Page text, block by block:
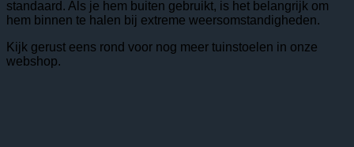
standaard. Als je hem buiten gebruikt, is het belangrijk om
hem binnen te halen bij extreme weersomstandigheden.
Kijk gerust eens rond voor nog meer tuinstoelen in onze
webshop.